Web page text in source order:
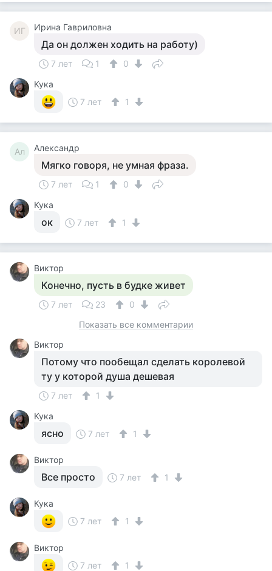
ИГ Ирина Гавриловна
Да он должен ходить на работу)
7 лет 1
0
Кука
7 лет
1
Ал Александр
Мягко говоря, не умная фраза.
7 лет 1
0
Кука
ок 7 лет 1
Виктор
Конечно, пусть в будке живет
7 лет 23
0
Показать все комментарии
Виктор
Потому что пообещал сделать королевой
ту у которой душа дешевая
7 лет
1
Кука
ясно 7 лет 1
Виктор
Все просто 7 лет 1
Кука
7 лет
1
Виктор
7 лет
1